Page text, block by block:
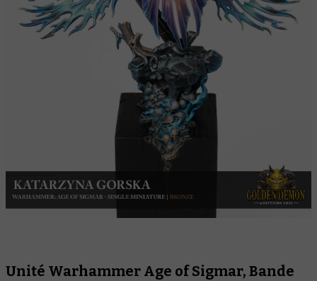
Unité Warhammer Age of Sigmar, Bande